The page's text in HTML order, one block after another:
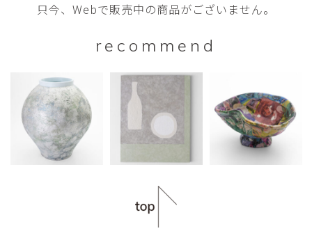
只今、Webで販売中の商品がございません。
recommend